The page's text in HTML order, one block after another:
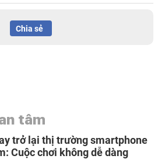
Chia sẻ
tâm
trở lại thị trường smartphone
Cuộc chơi không dễ dàng